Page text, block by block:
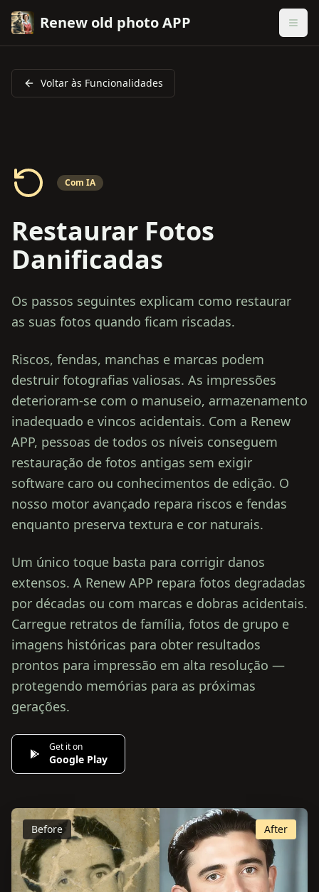
Renew old photo APP
Voltar às Funcionalidades
Com IA
Restaurar Fotos
Danificadas
Os passos seguintes explicam como restaurar
as suas fotos quando ficam riscadas.
Riscos, fendas, manchas e marcas podem
destruir fotografias valiosas. As impressões
deterioram‑se com o manuseio, armazenamento
inadequado e vincos acidentais. Com a Renew
APP, pessoas de todos os níveis conseguem
restauração de fotos antigas sem exigir
software caro ou conhecimentos de edição. O
nosso motor avançado repara riscos e fendas
enquanto preserva textura e cor naturais.
Um único toque basta para corrigir danos
extensos. A Renew APP repara fotos degradadas
por décadas ou com marcas e dobras acidentais.
Carregue retratos de família, fotos de grupo e
imagens históricas para obter resultados
prontos para impressão em alta resolução —
protegendo memórias para as próximas
gerações.
Get it on
Google Play
Before After